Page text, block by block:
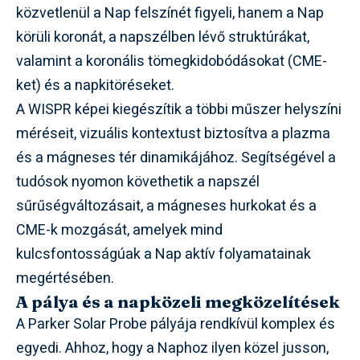
közvetlenül a Nap felszínét figyeli, hanem a Nap
körüli koronát, a napszélben lévő struktúrákat,
valamint a koronális tömegkidobódásokat (CME-
ket) és a napkitöréseket.
A WISPR képei kiegészítik a többi műszer helyszíni
méréseit, vizuális kontextust biztosítva a plazma
és a mágneses tér dinamikájához. Segítségével a
tudósok nyomon követhetik a napszél
sűrűségváltozásait, a mágneses hurkokat és a
CME-k mozgását, amelyek mind
kulcsfontosságúak a Nap aktív folyamatainak
megértésében.
A pálya és a napközeli megközelítések
A Parker Solar Probe pályája rendkívül komplex és
egyedi. Ahhoz, hogy a Naphoz ilyen közel jusson,